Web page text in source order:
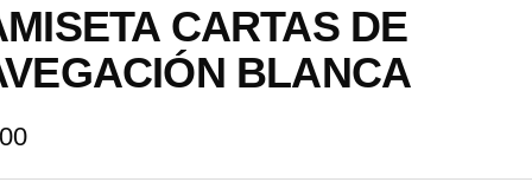
CARTAS DE
BLANCA